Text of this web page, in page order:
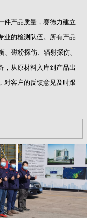
品质量，赛德力建立
业的检测队伍。所有产品
磁粉探伤、辐射探伤、
，从原材料入库到产品出
对客户的反馈意见及时跟